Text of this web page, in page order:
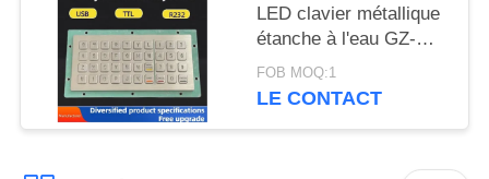
LED clavier métallique
étanche à l'eau GZ-
C001055 R232
interface
FOB MOQ:1
LE CONTACT